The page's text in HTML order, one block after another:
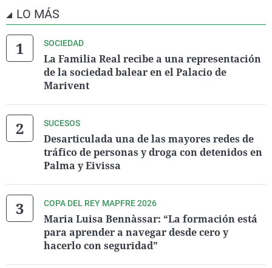
LO MÁS
SOCIEDAD
La Familia Real recibe a una representación
de la sociedad balear en el Palacio de
Marivent
SUCESOS
Desarticulada una de las mayores redes de
tráfico de personas y droga con detenidos en
Palma y Eivissa
COPA DEL REY MAPFRE 2026
Maria Luisa Bennàssar: “La formación está
para aprender a navegar desde cero y
hacerlo con seguridad”